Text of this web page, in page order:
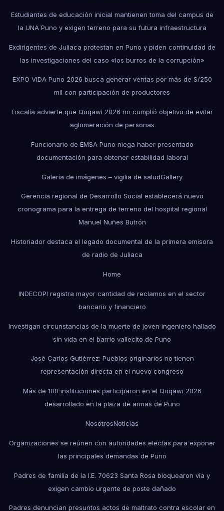
Estudiantes de educación inicial mantienen toma del campus de
la UNA Puno y exigen terreno para su futura infraestructura
Exdirigentes de Juliaca protestan en Puno y piden continuidad de
las investigaciones del caso «los burros de la corrupción»
EXPO VIDA Puno 2026 busca generar ventas por más de S/250
mil con participación de productores
Fiscalía advierte que Qoqawi 2026 no cumplió objetivo de evitar
aglomeración de personas
Funcionario de EMSA Puno niega haber presentado
documentación para obtener estabilidad laboral
Galería de imágenes – vigilia de saludGallery
Gerencia regional de Desarrollo Social establecerá nuevo
cronograma para la entrega de terreno del hospital regional
Manuel Nuñes Butrón
Historiador destaca el legado documental de la primera emisora
de radio de Juliaca
Home
INDECOPI registra mayor cantidad de reclamos en el sector
bancario y financiero
Investigan circunstancias de la muerte de joven ingeniero hallado
sin vida en el barrio vallecito de Puno
José Carlos Gutiérrez: Pueblos originarios no tienen
representación directa en el nuevo congreso
Más de 100 instituciones participaron en el Qoqawi 2026
desarrollado en la plaza de armas de Puno
NosotrosNoticias
Organizaciones se reúnen con autoridades electas para exponer
las principales demandas de Puno
Padres de familia de la I.E. 70623 Santa Rosa bloquearon vía y
exigen cambio urgente de poste dañado
Padres denuncian presuntos actos de maltrato contra escolar en